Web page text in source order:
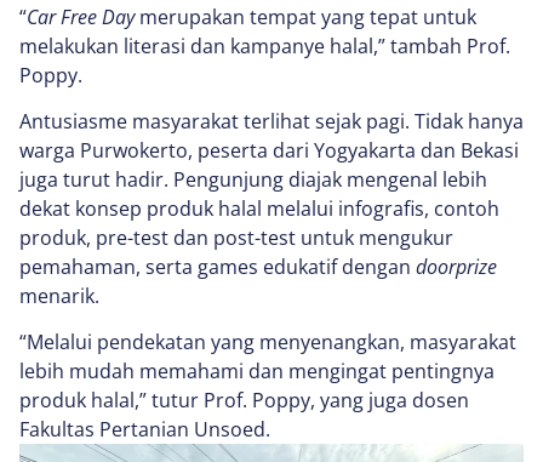
“Car Free Daymerupakan tempat yang tepat untuk
melakukan literasi dan kampanye halal,” tambah Prof.
Poppy.
Antusiasme masyarakat terlihat sejak pagi. Tidak hanya
warga Purwokerto, peserta dari Yogyakarta dan Bekasi
juga turut hadir. Pengunjung diajak mengenal lebih
dekat konsep produk halal melalui infografis, contoh
produk, pre-test dan post-test untuk mengukur
pemahaman, serta games edukatif dengan doorprize
menarik.
“Melalui pendekatan yang menyenangkan, masyarakat
lebih mudah memahami dan mengingat pentingnya
produk halal,” tutur Prof. Poppy, yang juga dosen
Fakultas Pertanian Unsoed.